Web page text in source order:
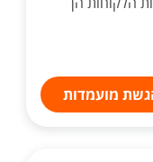
מועמדות